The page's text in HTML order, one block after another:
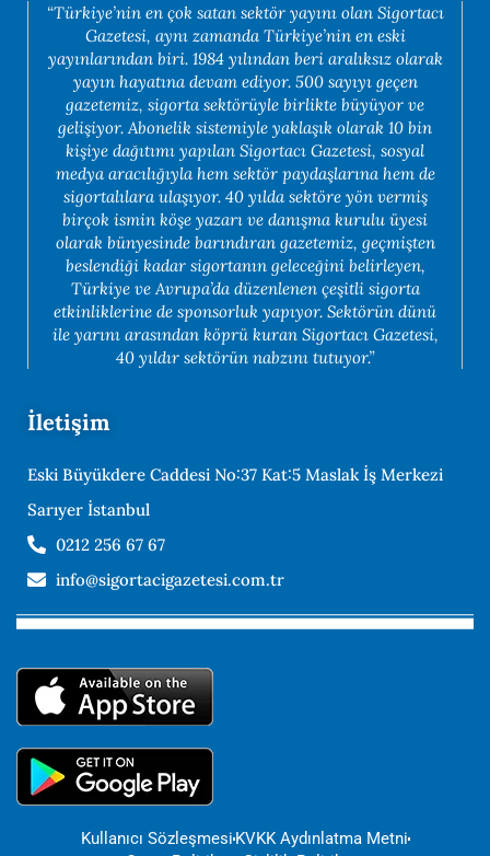
“Türkiye’nin en çok satan sektör yayını olan Sigortacı
Gazetesi, aynı zamanda Türkiye’nin en eski
yayınlarından biri. 1984 yılından beri aralıksız olarak
yayın hayatına devam ediyor. 500 sayıyı geçen
gazetemiz, sigorta sektörüyle birlikte büyüyor ve
gelişiyor. Abonelik sistemiyle yaklaşık olarak 10 bin
kişiye dağıtımı yapılan Sigortacı Gazetesi, sosyal
medya aracılığıyla hem sektör paydaşlarına hem de
sigortalılara ulaşıyor. 40 yılda sektöre yön vermiş
birçok ismin köşe yazarı ve danışma kurulu üyesi
olarak bünyesinde barındıran gazetemiz, geçmişten
beslendiği kadar sigortanın geleceğini belirleyen,
Türkiye ve Avrupa’da düzenlenen çeşitli sigorta
etkinliklerine de sponsorluk yapıyor. Sektörün dünü
ile yarını arasından köprü kuran Sigortacı Gazetesi,
40 yıldır sektörün nabzını tutuyor.”
İletişim
Eski Büyükdere Caddesi No:37 Kat:5 Maslak İş Merkezi
Sarıyer İstanbul
0212 256 67 67
info@sigortacigazetesi.com.tr
Kullanıcı SözleşmesiKVKK Aydınlatma Metni